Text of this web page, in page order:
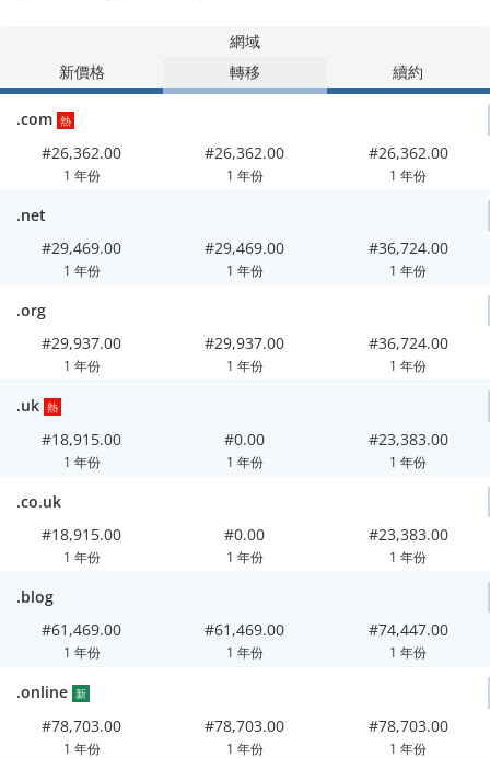
網域
新價格
轉移 續約
.com 熱
#26,362.00
1 年份
#26,362.00
1 年份
#26,362.00
1 年份
.net
#29,469.00
1 年份
#29,469.00
1 年份
#36,724.00
1 年份
.org
#29,937.00
1 年份
#29,937.00
1 年份
#36,724.00
1 年份
.uk 熱
#18,915.00
1 年份
#0.00
1 年份
#23,383.00
1 年份
.co.uk
#18,915.00
1 年份
#0.00
1 年份
#23,383.00
1 年份
.blog
#61,469.00
1 年份
#61,469.00
1 年份
#74,447.00
1 年份
.online 新
#78,703.00
1 年份
#78,703.00
1 年份
#78,703.00
1 年份